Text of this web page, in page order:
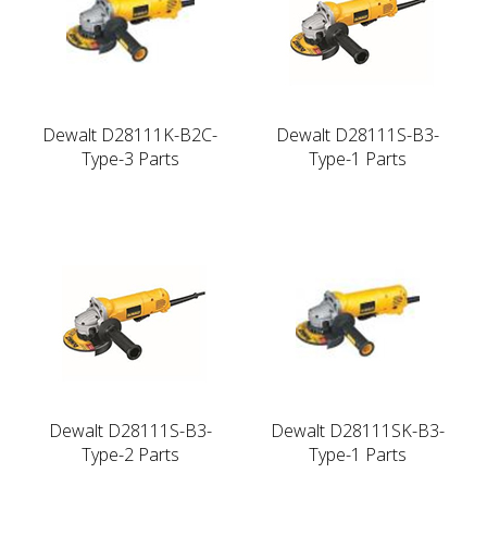
Dewalt D28111K-B2C-
Type-3 Parts
Dewalt D28111S-B3-
Type-1 Parts
Dewalt D28111S-B3-
Type-2 Parts
Dewalt D28111SK-B3-
Type-1 Parts